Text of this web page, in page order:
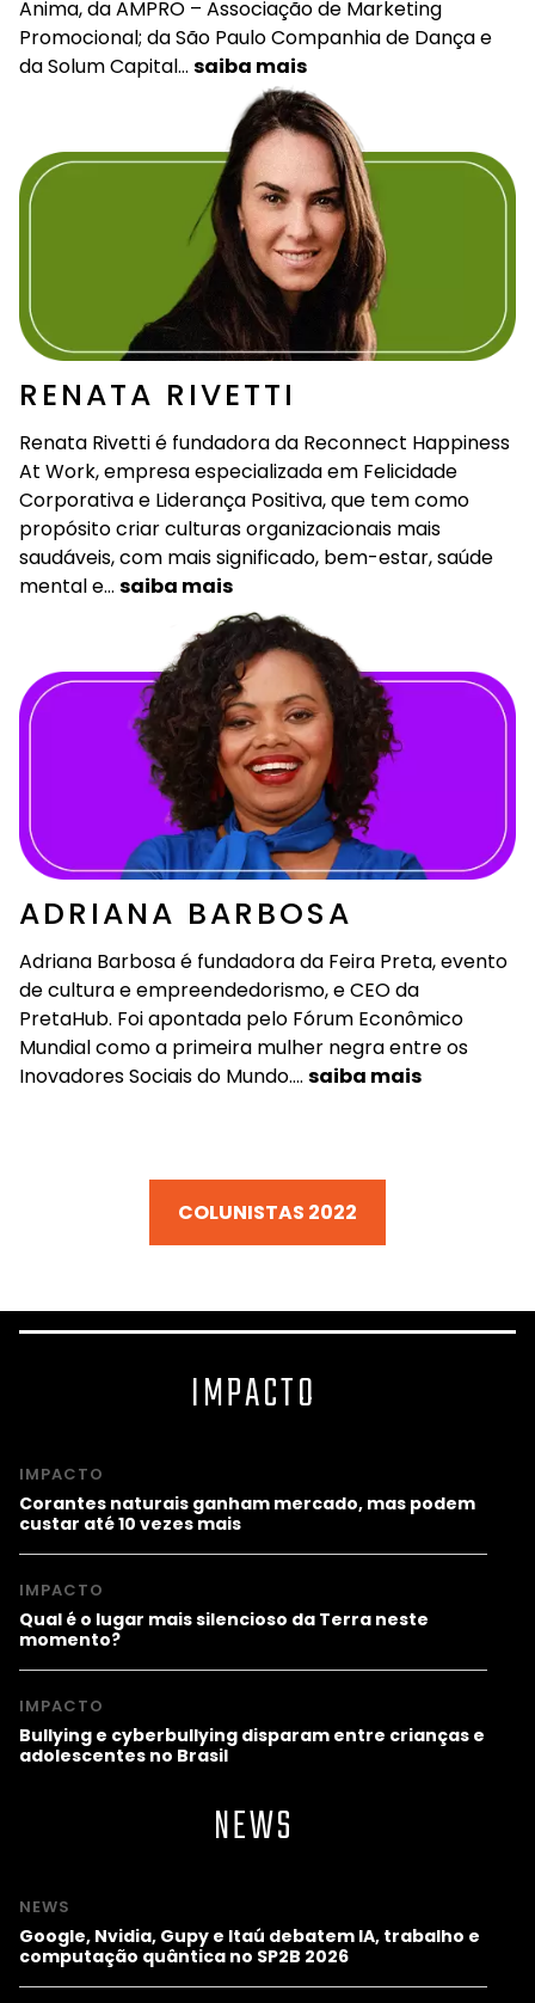
Anima, da AMPRO – Associação de Marketing
Promocional; da São Paulo Companhia de Dança e
da Solum Capital… saiba mais
RENATA RIVETTI
Renata Rivetti é fundadora da Reconnect Happiness
At Work, empresa especializada em Felicidade
Corporativa e Liderança Positiva, que tem como
propósito criar culturas organizacionais mais
saudáveis, com mais significado, bem-estar, saúde
mental e… saiba mais
ADRIANA BARBOSA
Adriana Barbosa é fundadora da Feira Preta, evento
de cultura e empreendedorismo, e CEO da
PretaHub. Foi apontada pelo Fórum Econômico
Mundial como a primeira mulher negra entre os
Inovadores Sociais do Mundo…. saiba mais
COLUNISTAS 2022
IMPACTO
IMPACTO
Corantes naturais ganham mercado, mas podem
custar até 10 vezes mais
IMPACTO
Qual é o lugar mais silencioso da Terra neste
momento?
IMPACTO
Bullying e cyberbullying disparam entre crianças e
adolescentes no Brasil
NEWS
NEWS
Google, Nvidia, Gupy e Itaú debatem IA, trabalho e
computação quântica no SP2B 2026